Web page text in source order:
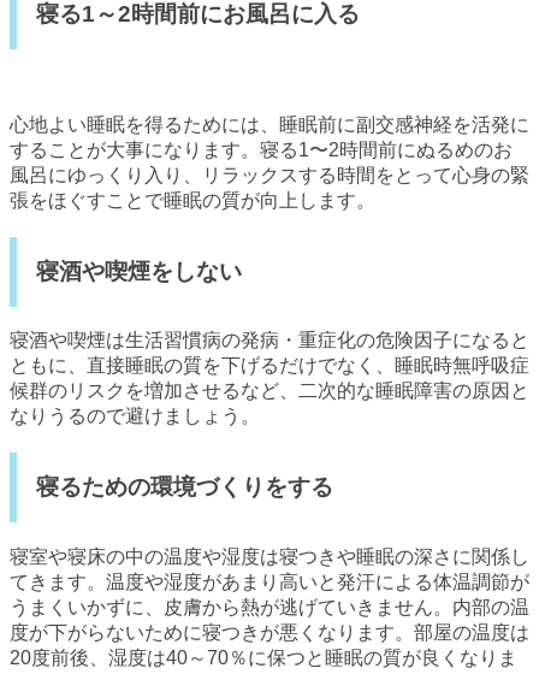
寝る1～2時間前にお風呂に入る
心地よい睡眠を得るためには、睡眠前に副交感神経を活発に
することが大事になります。寝る1〜2時間前にぬるめのお
風呂にゆっくり入り、リラックスする時間をとって心身の緊
張をほぐすことで睡眠の質が向上します。
寝酒や喫煙をしない
寝酒や喫煙は生活習慣病の発病・重症化の危険因子になると
ともに、直接睡眠の質を下げるだけでなく、睡眠時無呼吸症
候群のリスクを増加させるなど、二次的な睡眠障害の原因と
なりうるので避けましょう。
寝るための環境づくりをする
寝室や寝床の中の温度や湿度は寝つきや睡眠の深さに関係し
てきます。温度や湿度があまり高いと発汗による体温調節が
うまくいかずに、皮膚から熱が逃げていきません。内部の温
度が下がらないために寝つきが悪くなります。部屋の温度は
20度前後、湿度は40～70％に保つと睡眠の質が良くなりま